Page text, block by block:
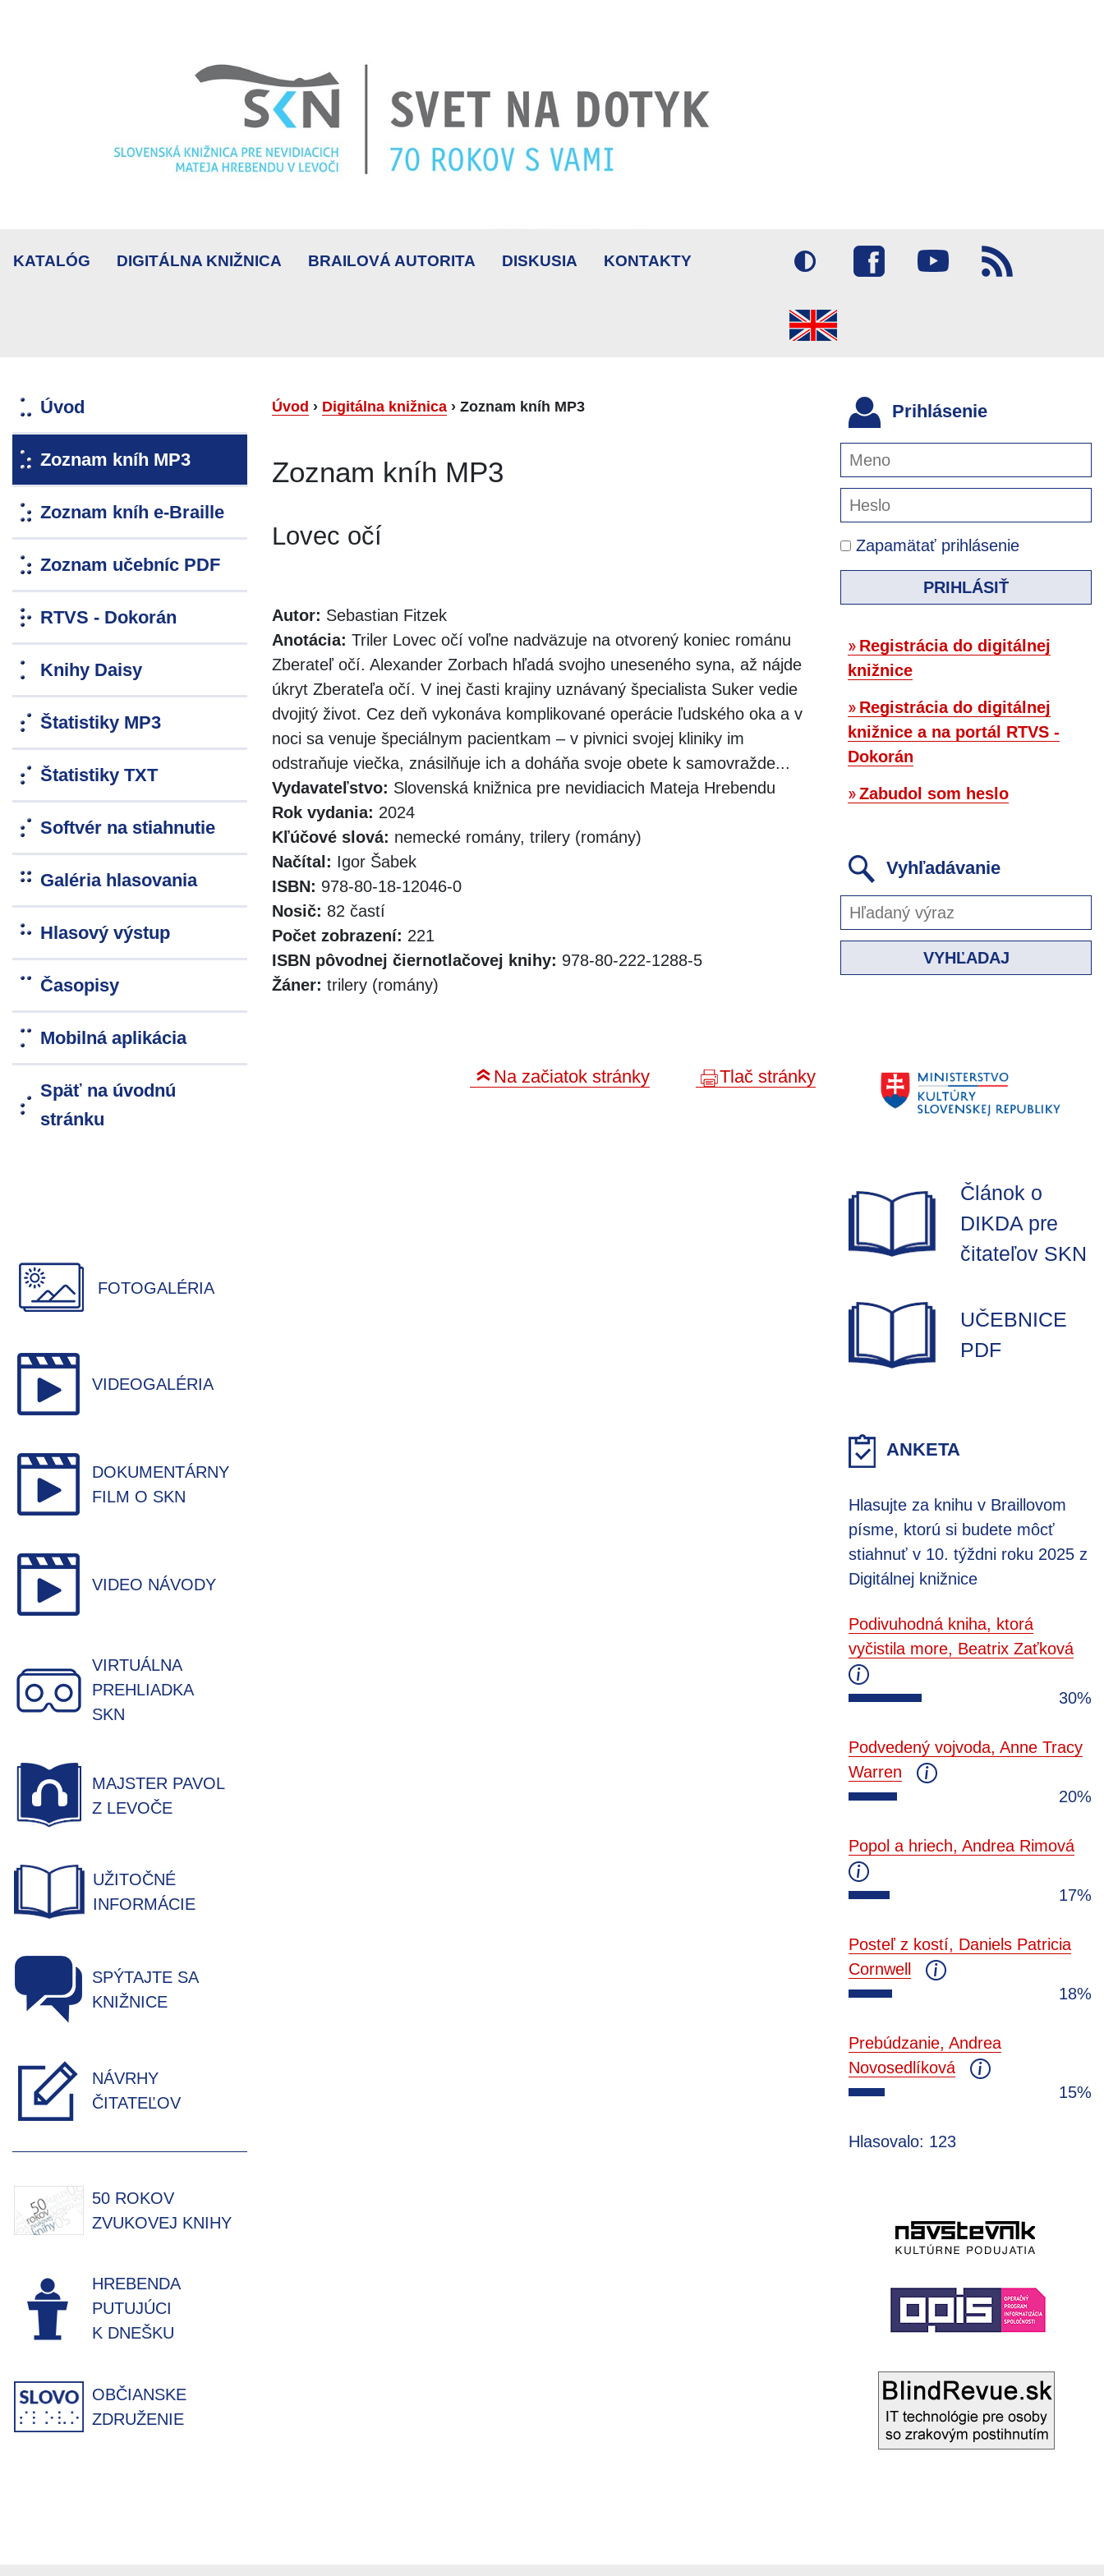
KATALÓG DIGITÁLNA KNIŽNICA BRAILOVÁ AUTORITA DISKUSIA KONTAKTY
Úvod
Zoznam kníh MP3
Zoznam kníh e-Braille
Zoznam učebníc PDF
RTVS - Dokorán
Knihy Daisy
Štatistiky MP3
Štatistiky TXT
Softvér na stiahnutie
Galéria hlasovania
Hlasový výstup
Časopisy
Mobilná aplikácia
Späť na úvodnú
stránku
FOTOGALÉRIA
VIDEOGALÉRIA
DOKUMENTÁRNY
FILM O SKN
VIDEO NÁVODY
VIRTUÁLNA
PREHLIADKA
SKN
MAJSTER PAVOL
Z LEVOČE
UŽITOČNÉ
INFORMÁCIE
SPÝTAJTE SA
KNIŽNICE
NÁVRHY
ČITATEĽOV
50 ROKOV
ZVUKOVEJ KNIHY
HREBENDA
PUTUJÚCI
K DNEŠKU
OBČIANSKE
ZDRUŽENIE
Úvod › Digitálna knižnica › Zoznam kníh MP3
Zoznam kníh MP3
Lovec očí
Autor: Sebastian Fitzek
Anotácia: Triler Lovec očí voľne nadväzuje na otvorený koniec románu
Zberateľ očí. Alexander Zorbach hľadá svojho uneseného syna, až nájde
úkryt Zberateľa očí. V inej časti krajiny uznávaný špecialista Suker vedie
dvojitý život. Cez deň vykonáva komplikované operácie ľudského oka a v
noci sa venuje špeciálnym pacientkam – v pivnici svojej kliniky im
odstraňuje viečka, znásilňuje ich a doháňa svoje obete k samovražde...
Vydavateľstvo: Slovenská knižnica pre nevidiacich Mateja Hrebendu
Rok vydania: 2024
Kľúčové slová: nemecké romány, trilery (romány)
Načítal: Igor Šabek
ISBN: 978-80-18-12046-0
Nosič: 82 častí
Počet zobrazení: 221
ISBN pôvodnej čiernotlačovej knihy: 978-80-222-1288-5
Žáner: trilery (romány)
Na začiatok stránky Tlač stránky
Prihlásenie
Zapamätať prihlásenie
PRIHLÁSIŤ
Registrácia do digitálnej
knižnice
Registrácia do digitálnej
knižnice a na portál RTVS -
Dokorán
Zabudol som heslo
Vyhľadávanie
VYHĽADAJ
Článok o
DIKDA pre
čitateľov SKN
UČEBNICE
PDF
ANKETA
Hlasujte za knihu v Braillovom
písme, ktorú si budete môcť
stiahnuť v 10. týždni roku 2025 z
Digitálnej knižnice
Podivuhodná kniha, ktorá
vyčistila more, Beatrix Zaťková
30%
Podvedený vojvoda, Anne Tracy
Warren
20%
Popol a hriech, Andrea Rimová
17%
Posteľ z kostí, Daniels Patricia
Cornwell
18%
Prebúdzanie, Andrea
Novosedlíková
15%
Hlasovalo: 123